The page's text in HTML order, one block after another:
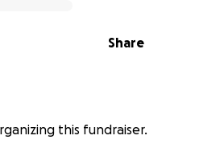
Share
this fundraiser.